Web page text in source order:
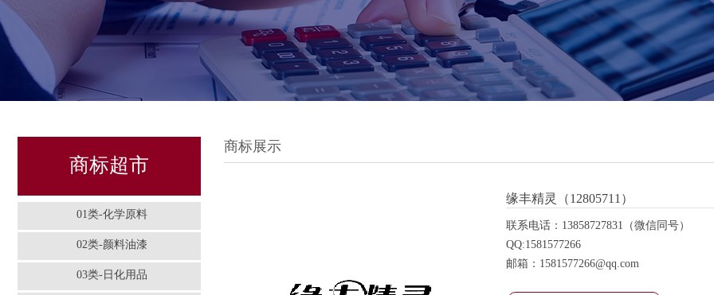
商标超市
商标展示
缘丰精灵（12805711）
联系电话：13858727831（微信同号）
QQ:1581577266
邮箱：1581577266@qq.com
01类-化学原料
02类-颜料油漆
03类-日化用品